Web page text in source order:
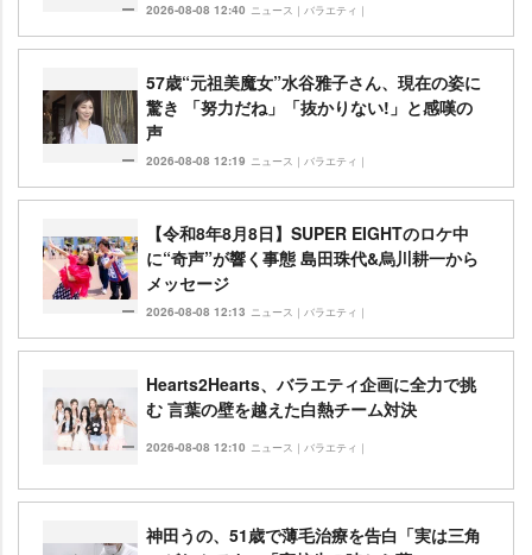
2026-08-08 12:40 ニュース｜バラエティ｜
57歳“元祖美魔女”水谷雅子さん、現在の姿に
驚き 「努力だね」「抜かりない!」と感嘆の
声
2026-08-08 12:19 ニュース｜バラエティ｜
【令和8年8月8日】SUPER EIGHTのロケ中
に“奇声”が響く事態 島田珠代&烏川耕一から
メッセージ
2026-08-08 12:13 ニュース｜バラエティ｜
Hearts2Hearts、バラエティ企画に全力で挑
む 言葉の壁を越えた白熱チーム対決
2026-08-08 12:10 ニュース｜バラエティ｜
神田うの、51歳で薄毛治療を告白「実は三角